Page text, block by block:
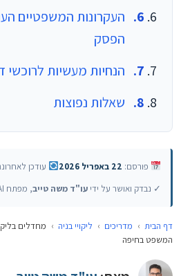
העקרונות המשפטיים
הפסק
הנחיות מעשיות לרוכשי
שאלות נפוצות
פורסם: 22 באפריל 2026 עודכן
✓ נבדק ואושר על ידי עו"ד משה טייב, מפתח AI – האוניברסיטה העברית
דף הבית › מדריכים › ליקויי בניה › מחדלים
המשפט בחיפה